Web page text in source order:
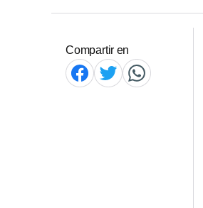
Compartir en